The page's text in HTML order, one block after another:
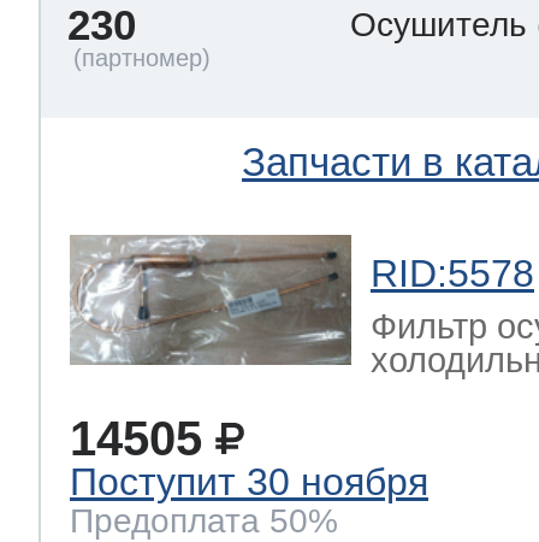
230 Осушитель
Запчасти в
RID:5578
Фильтр
14505
Поступит 30 ноября
Предоплата 50%